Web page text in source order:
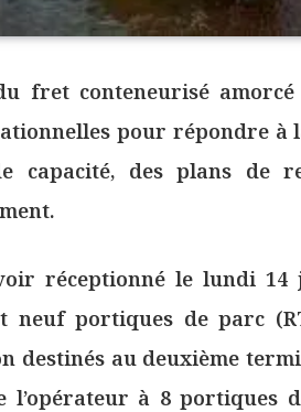
fret conteneurisé
pour répondre à
capacité, des plans de
réceptionné le lundi 14
neuf portiques de parc
destinés au deuxième
à 8 portiques